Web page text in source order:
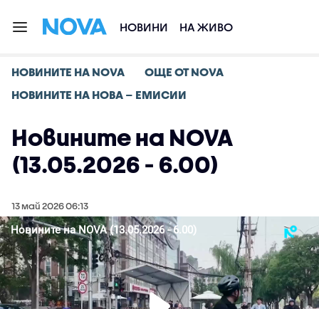
НОВИНИ НА ЖИВО
НОВИНИТЕ НА NOVA
ОЩЕ ОТ NOVA
НОВИНИТЕ НА НОВА – ЕМИСИИ
Новините на NOVA
(13.05.2026 - 6.00)
13 май 2026 06:13